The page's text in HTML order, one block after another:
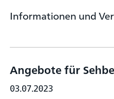
Informationen und
Angebote für
03.07.2023